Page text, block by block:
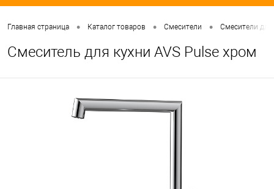
Главная страница • Каталог товаров • Смесители • Смесители для
Смеситель для кухни AVS Pulse хром